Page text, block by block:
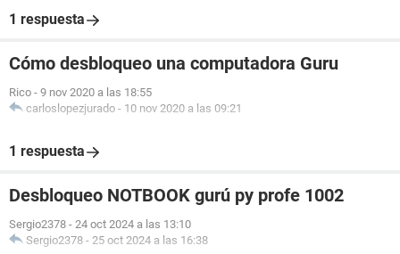
1 respuesta
Cómo desbloqueo una computadora Guru
Rico - 9 nov 2020 a las 18:55
carloslopezjurado - 10 nov 2020 a las 09:21
1 respuesta
Desbloqueo NOTBOOK gurú py profe 1002
Sergio2378 - 24 oct 2024 a las 13:10
Sergio2378 - 25 oct 2024 a las 16:38